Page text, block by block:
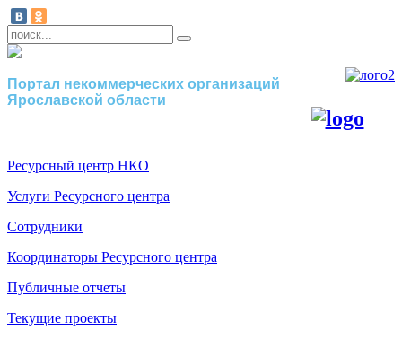
Портал некоммерческих организаций
Ярославской области
Ресурсный центр НКО
Услуги Ресурсного центра
Сотрудники
Координаторы Ресурсного центра
Публичные отчеты
Текущие проекты